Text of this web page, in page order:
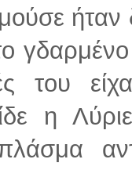
ήταν
του
η